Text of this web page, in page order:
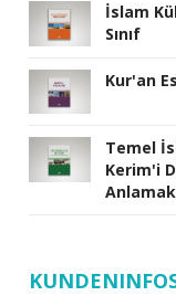
İslam
Sınıf
Kur'an
Temel
Kerim'i
Anlamak